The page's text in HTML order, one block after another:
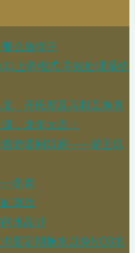
么放得开
上帝模式 高效处理系统
、开氏度及其相互换算
，龙年大吉！
着老婆回娘家——游王琼
冬青
莫丝
水晶虾
要定期换水以免NO3堆